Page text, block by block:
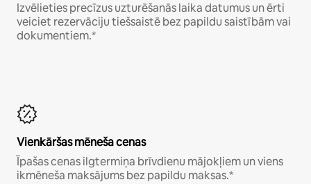
Izvēlieties precīzus uzturēšanās laika datumus un ērti
veiciet rezervāciju tiešsaistē bez papildu saistībām vai
dokumentiem.*
Vienkāršas mēneša cenas
Īpašas cenas ilgtermiņa brīvdienu mājokļiem un viens
ikmēneša maksājums bez papildu maksas.*